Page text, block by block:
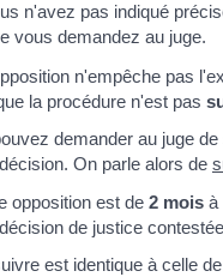
n'avez pas indiqué
vous demandez au juge.
n'empêche pas
la procédure n'est pas
demander au juge
On parle alors de
opposition est de 2 mois à
de justice
est identique à celle de